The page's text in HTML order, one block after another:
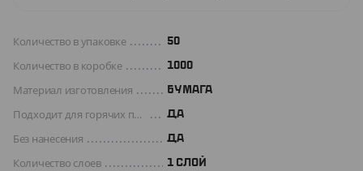
Количество в упаковке 50
Количество в коробке 1000
Материал изготовления БУМАГА
Подходит для горячих продуктов ДА
Без нанесения ДА
Количество слоев 1 СЛОЙ